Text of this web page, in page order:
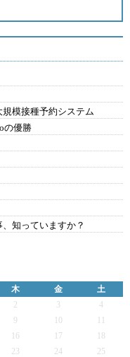
模接種予約システム
の優勝
知っていますか？
木 金
土
2 3
4
9
16 17
23 24
25